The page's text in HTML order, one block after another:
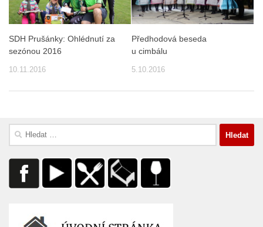
SDH Prušánky: Ohlédnutí za
sezónou 2016
10.11.2016
Předhodová beseda
u cimbálu
5.10.2016
Vyhledávání